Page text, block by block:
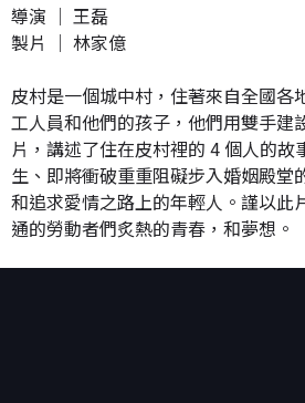
導演 │ 王磊
製片 │ 林家億
皮村是一個城中村，住著來自全國各
工人員和他們的孩子，他們用雙手建
片，講述了住在皮村裡的 4 個人的
生、即將衝破重重阻礙步入婚姻殿堂
和追求愛情之路上的年輕人。謹以此
通的勞動者們炙熱的青春，和夢想。